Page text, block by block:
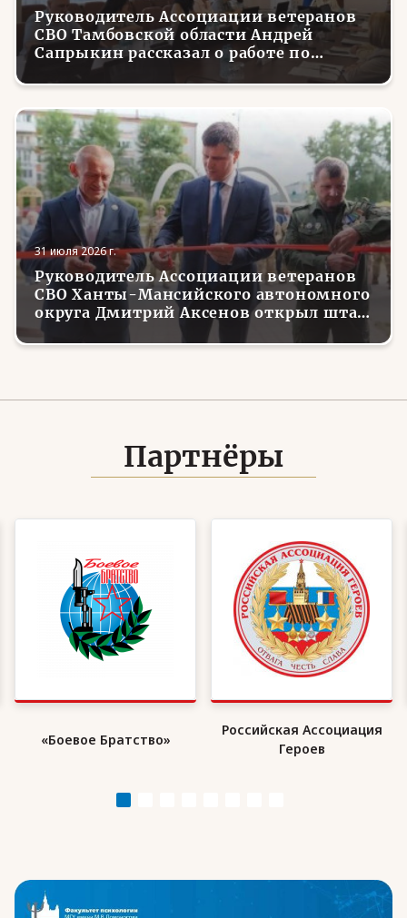
Руководитель Ассоциации ветеранов
СВО Тамбовской области Андрей
Сапрыкин рассказал о работе по
трудоустройству вернувшихся с
фронта боевых товарищей
31 июля 2026 г.
Руководитель Ассоциации ветеранов
СВО Ханты-Мансийского автономного
округа Дмитрий Аксенов открыл штаб
местного отделения организации в
Советском
Партнёры
«Боевое Братство»
Российская Ассоциация
Героев